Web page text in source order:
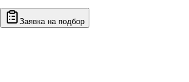
Заявка на подбор